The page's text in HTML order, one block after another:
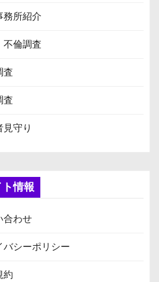
務所紹介
不倫調査
査
査
守り
情報
合わせ
バシーポリシー
約